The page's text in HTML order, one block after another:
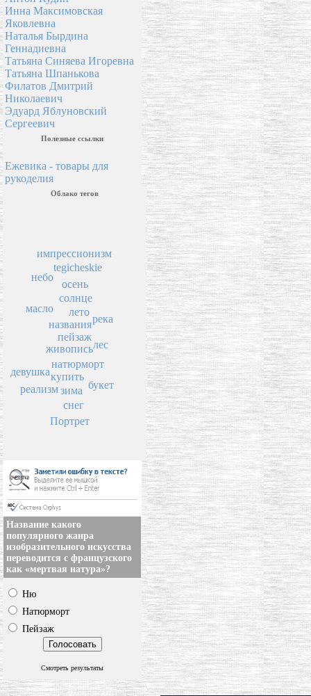
Инна Максимовская
Яковлевна
Наталья Бырдина
Геннадиевна
Татьяна Синяева Игоревна
Татьяна Шпанькова
Филатов Дмитрий
Николаевич
Эдуард Яблуновский
Сергеевич
Полезные ссылки
Ежевика - товары для
рукоделия
Облако тегов
пейзаж
названия
живопись
лето
натюрморт
купить
солнце
лес
зима
осень
букет
масло
река
снег
tegicheskie
реализм
небо
импрессионизм
Портрет
девушка
Название какого
популярного жанра
изобразительного искусства
переводится с французского
как «мертвая натура»?
Ню
Натюрморт
Пейзаж
Смотреть результаты